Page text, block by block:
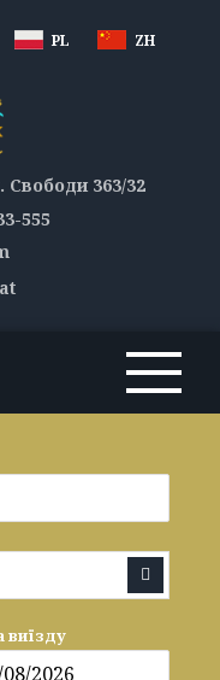
PL ZH
363/32
555
виїзду